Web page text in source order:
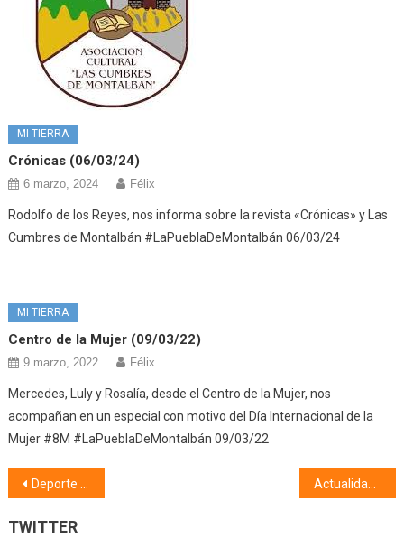
MI TIERRA
Crónicas (06/03/24)
6 marzo, 2024 Félix
Rodolfo de los Reyes, nos informa sobre la revista «Crónicas» y Las
Cumbres de Montalbán #LaPueblaDeMontalbán 06/03/24
MI TIERRA
Centro de la Mujer (09/03/22)
9 marzo, 2022 Félix
Mercedes, Luly y Rosalía, desde el Centro de la Mujer, nos
acompañan en un especial con motivo del Día Internacional de la
Mujer #8M #LaPueblaDeMontalbán 09/03/22
Navegación
de
Deporte (10/06/24)
TWITTER